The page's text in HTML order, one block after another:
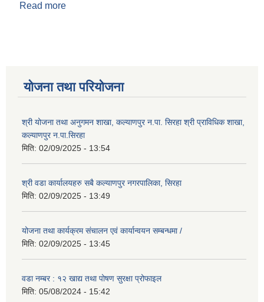
Read more
योजना तथा परियोजना
श्री योजना तथा अनुगमन शाखा, कल्याणपुर न.पा. सिरहा श्री प्राविधिक शाखा,
कल्याणपुर न.पा.सिरहा
मिति: 02/09/2025 - 13:54
श्री वडा कार्यालयहरु सबै कल्याणपुर नगरपालिका, सिरहा
मिति: 02/09/2025 - 13:49
योजना तथा कार्यक्रम संचालन एवं कार्यान्वयन सम्बन्धमा /
मिति: 02/09/2025 - 13:45
वडा नम्बर : १२ खाद्य तथा पोषण सुरक्षा प्रोफाइल
मिति: 05/08/2024 - 15:42